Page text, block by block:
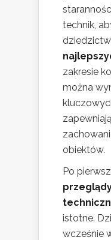
technik,
zakresie
można
obiektów.
Po
istotne.
wcześnie